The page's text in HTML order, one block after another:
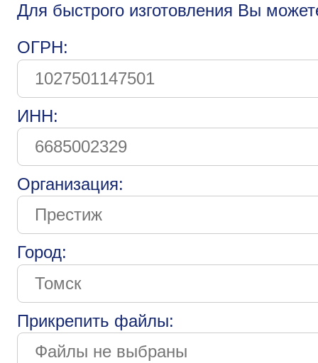
Для быстрого изготовления Вы
ОГРН:
ИНН:
Организация:
Город:
Прикрепить файлы: